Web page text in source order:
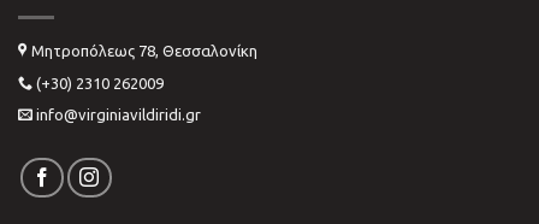
Μητροπόλεως 78, Θεσσαλονίκη
(+30) 2310 262009
info@virginiavildiridi.gr